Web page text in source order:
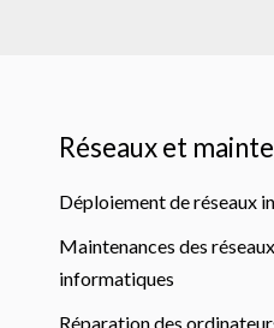
Réseaux et
Déploiement de réseaux
Maintenances des
informatiques
Réparation des